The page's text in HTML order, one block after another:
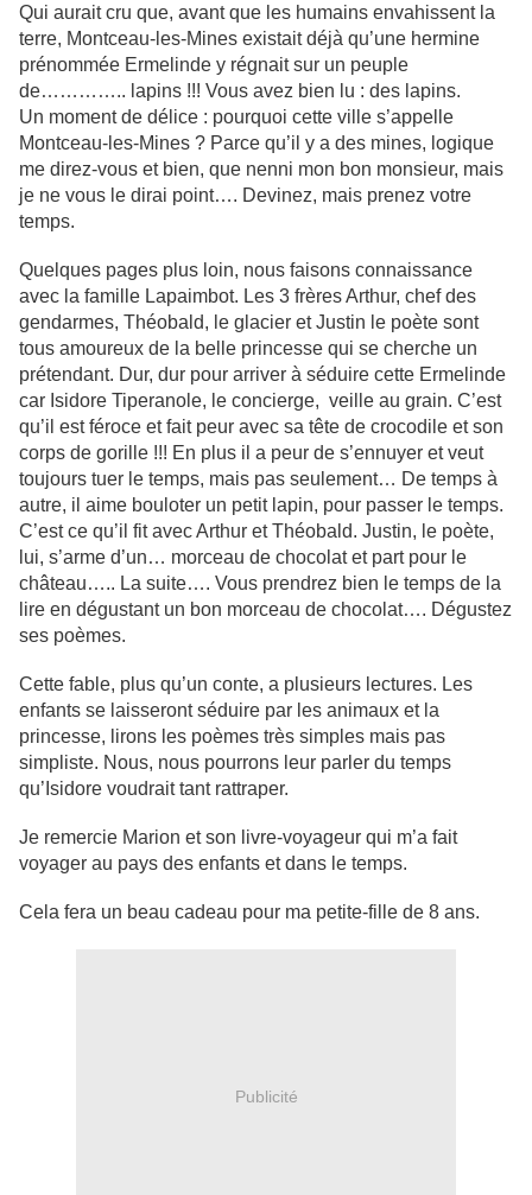
Qui aurait cru que, avant que les humains envahissent la
terre, Montceau-les-Mines existait déjà qu’une hermine
prénommée Ermelinde y régnait sur un peuple
de………….. lapins !!! Vous avez bien lu : des lapins.
Un moment de délice : pourquoi cette ville s’appelle
Montceau-les-Mines ? Parce qu’il y a des mines, logique
me direz-vous et bien, que nenni mon bon monsieur, mais
je ne vous le dirai point…. Devinez, mais prenez votre
temps.
Quelques pages plus loin, nous faisons connaissance
avec la famille Lapaimbot. Les 3 frères Arthur, chef des
gendarmes, Théobald, le glacier et Justin le poète sont
tous amoureux de la belle princesse qui se cherche un
prétendant. Dur, dur pour arriver à séduire cette Ermelinde
car Isidore Tiperanole, le concierge, veille au grain. C’est
qu’il est féroce et fait peur avec sa tête de crocodile et son
corps de gorille !!! En plus il a peur de s’ennuyer et veut
toujours tuer le temps, mais pas seulement… De temps à
autre, il aime bouloter un petit lapin, pour passer le temps.
C’est ce qu’il fit avec Arthur et Théobald. Justin, le poète,
lui, s’arme d’un… morceau de chocolat et part pour le
château….. La suite…. Vous prendrez bien le temps de la
lire en dégustant un bon morceau de chocolat…. Dégustez
ses poèmes.
Cette fable, plus qu’un conte, a plusieurs lectures. Les
enfants se laisseront séduire par les animaux et la
princesse, lirons les poèmes très simples mais pas
simpliste. Nous, nous pourrons leur parler du temps
qu’Isidore voudrait tant rattraper.
Je remercie Marion et son livre-voyageur qui m’a fait
voyager au pays des enfants et dans le temps.
Cela fera un beau cadeau pour ma petite-fille de 8 ans.
Publicité